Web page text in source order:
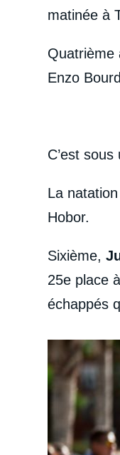
matinée à
Quatrième
Enzo
C’est
La
Hobor.
Sixième,
25e place
échappés